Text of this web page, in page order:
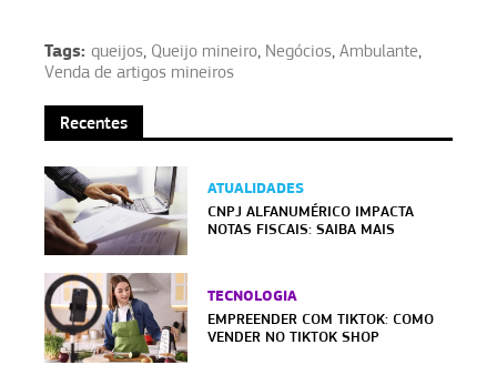
Tags: queijos, Queijo mineiro, Negócios, Ambulante,
Venda de artigos mineiros
Recentes
ATUALIDADES
CNPJ ALFANUMÉRICO IMPACTA
NOTAS FISCAIS: SAIBA MAIS
TECNOLOGIA
EMPREENDER COM TIKTOK: COMO
VENDER NO TIKTOK SHOP